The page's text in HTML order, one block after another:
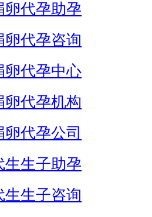
卵代孕助孕
卵代孕咨询
卵代孕中心
卵代孕机构
卵代孕公司
生生子助孕
生生子咨询